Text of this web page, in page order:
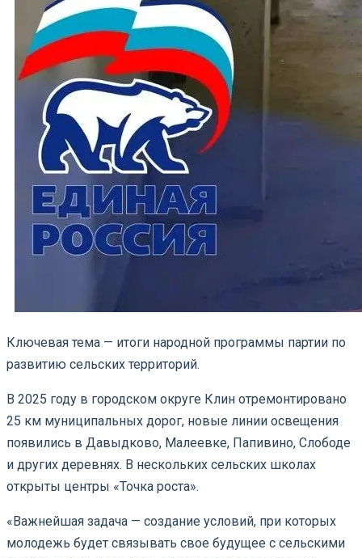
Ключевая тема — итоги народной программы партии по
развитию сельских территорий.
В 2025 году в городском округе Клин отремонтировано
25 км муниципальных дорог, новые линии освещения
появились в Давыдково, Малеевке, Папивино, Слободе
и других деревнях. В нескольких сельских школах
открыты центры «Точка роста».
«Важнейшая задача — создание условий, при которых
молодежь будет связывать свое будущее с сельскими